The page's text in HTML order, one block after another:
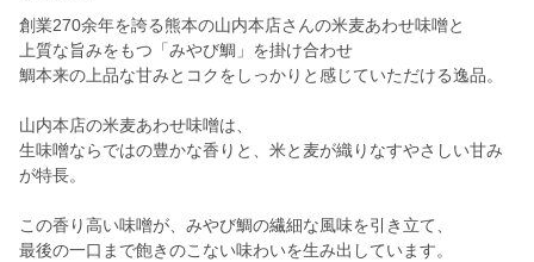
創業270余年を誇る熊本の山内本店さんの米麦あわせ味噌と
上質な旨みをもつ「みやび鯛」を掛け合わせ
鯛本来の上品な甘みとコクをしっかりと感じていただける逸品。
山内本店の米麦あわせ味噌は、
生味噌ならではの豊かな香りと、米と麦が織りなすやさしい甘み
が特長。
この香り高い味噌が、みやび鯛の繊細な風味を引き立て、
最後の一口まで飽きのこない味わいを生み出しています。